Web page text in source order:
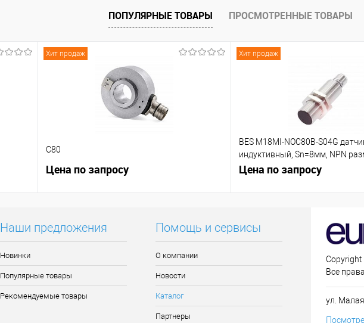
ПОПУЛЯРНЫЕ ТОВАРЫ ПРОСМОТРЕННЫЕ ТОВАРЫ
Хит продаж
C80
Цена по запросу
Хит продаж
BES M18MI-NOC80B-S04G
индуктивный, Sn=8мм, NPN
контакт (NC)
Цена по запросу
Наши предложения
Новинки
Популярные товары
Рекомендуемые товары
Помощь и сервисы
О компании
Новости
Каталог
Партнеры
Copyright
Все
ул.